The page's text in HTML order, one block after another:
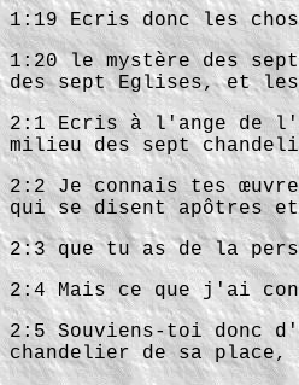
1:19 Ecris donc les
1:20 le mystère des
des sept Eglises, et
2:1 Ecris à l'ange de
milieu des sept
2:2 Je connais tes
qui se disent apôtres
2:3 que tu as de la
2:4 Mais ce que j'ai
2:5 Souviens-toi donc
chandelier de sa place,